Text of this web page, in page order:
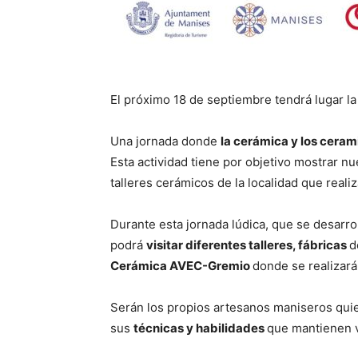
El próximo 18 de septiembre tendrá lugar
Una jornada donde la cerámica y los
Esta actividad tiene por objetivo mostrar
talleres cerámicos de la localidad que
Durante esta jornada lúdica, que se
podrá visitar diferentes talleres, fábricas
Cerámica AVEC-Gremiodonde se
Serán los propios artesanos maniseros
sus técnicas y habilidadesque mantienen